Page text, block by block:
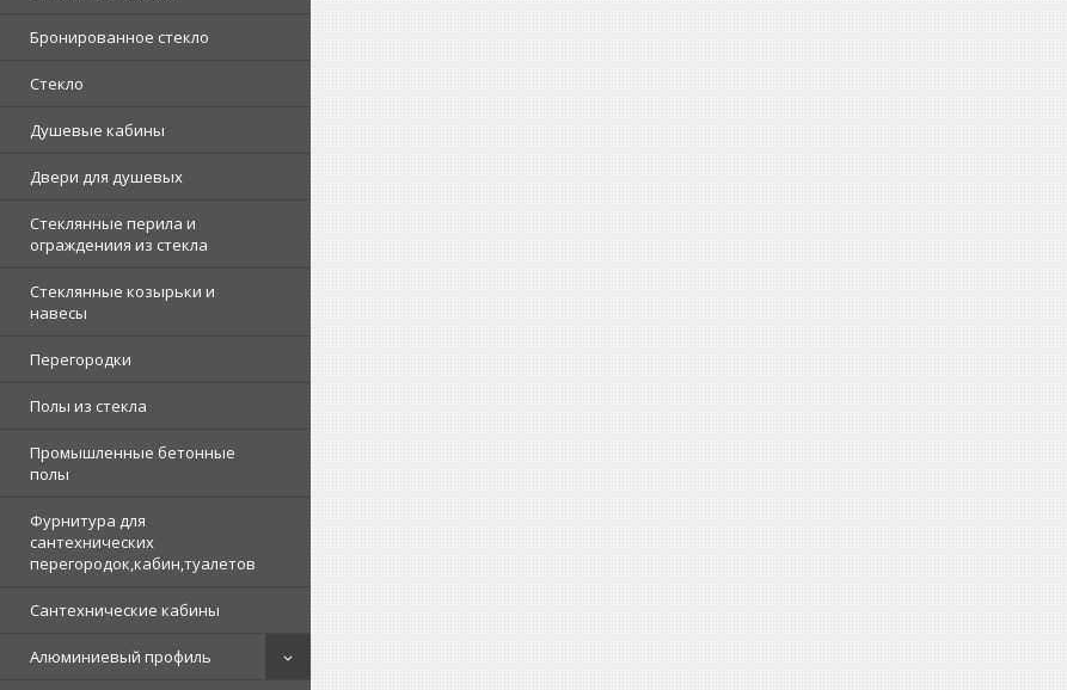
Бронированное стекло
Стекло
Душевые кабины
Двери для душевых
Стеклянные перила и
ограждениия из стекла
Стеклянные козырьки и
навесы
Перегородки
Полы из стекла
Промышленные бетонные
полы
Фурнитура для
сантехнических
перегородок,кабин,туалетов
Сантехнические кабины
Алюминиевый профиль